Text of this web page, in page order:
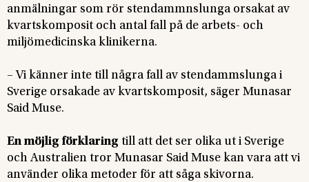
anmälningar som rör stendammnslunga orsakat av
kvartskomposit och antal fall på de arbets- och
miljömedicinska klinikerna.
– Vi känner inte till några fall av stendammslunga i
Sverige orsakade av kvartskomposit, säger Munasar
Said Muse.
En möjlig förklaring till att det ser olika ut i Sverige
och Australien tror Munasar Said Muse kan vara att vi
använder olika metoder för att såga skivorna.